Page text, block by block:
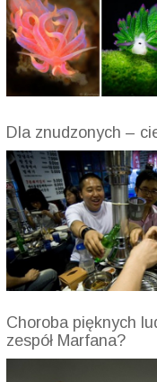
Dla znudzonych –
Choroba pięknych
zespół Marfana?